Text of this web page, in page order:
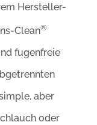
Hersteller-
Clean®
fugenfreie
aber
oder